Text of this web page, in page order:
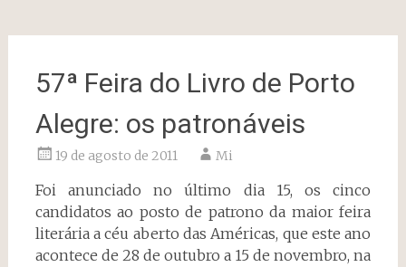
57ª Feira do Livro de Porto
Alegre: os patronáveis
19 de agosto de 2011 Mi
Foi anunciado no último dia 15, os cinco
candidatos ao posto de patrono da maior feira
literária a céu aberto das Américas, que este ano
acontece de 28 de outubro a 15 de novembro, na